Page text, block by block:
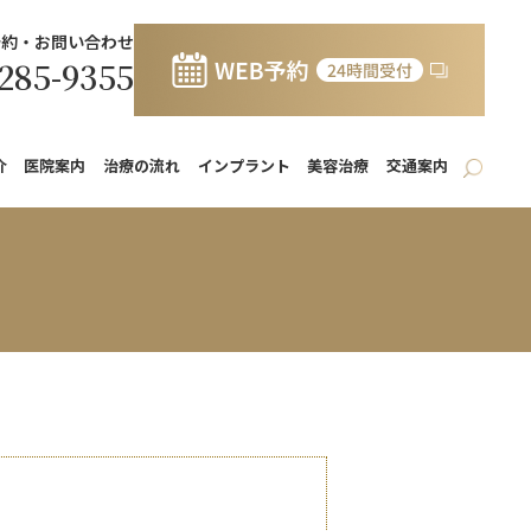
医院案内 治療の流れ インプラント 美容治療 交通案内
・お問い合わせ
9355